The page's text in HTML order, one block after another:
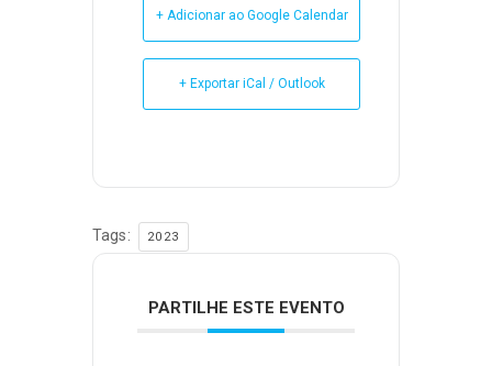
+ Adicionar ao Google Calendar
+ Exportar iCal / Outlook
Tags: 2023
PARTILHE ESTE EVENTO